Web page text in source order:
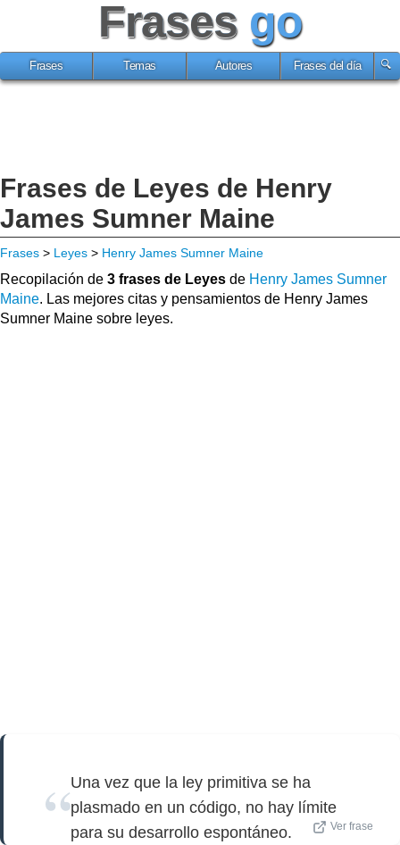
Frases go
Frases Temas Autores Frases del día
Frases de Leyes de Henry
James Sumner Maine
Frases > Leyes > Henry James Sumner Maine
Recopilación de 3 frases de Leyes de Henry James Sumner
Maine. Las mejores citas y pensamientos de Henry James
Sumner Maine sobre leyes.
Una vez que la ley primitiva se ha
plasmado en un código, no hay límite
para su desarrollo espontáneo.
Ver frase